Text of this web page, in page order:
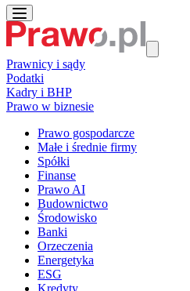
Prawnicy i sądy
Podatki
Kadry i BHP
Prawo w biznesie
Prawo gospodarcze
Małe i średnie firmy
Spółki
Finanse
Prawo AI
Budownictwo
Środowisko
Banki
Orzeczenia
Energetyka
ESG